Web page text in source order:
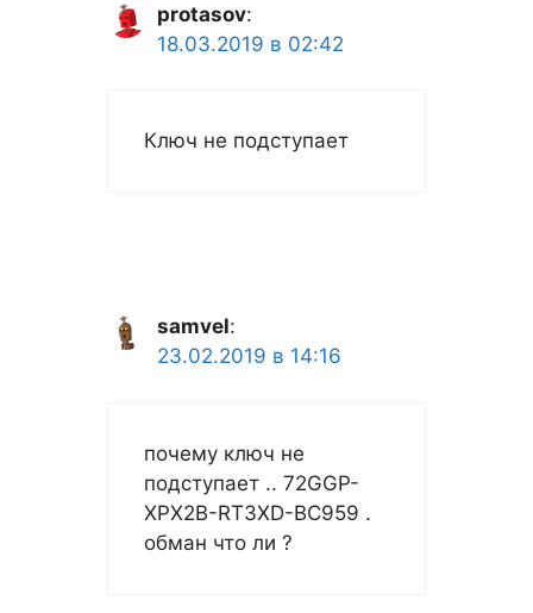
protasov:
18.03.2019 в 02:42
Ключ не подступает
samvel:
23.02.2019 в 14:16
почему ключ не
подступает .. 72GGP-
XPX2B-RT3XD-BC959 .
обман что ли ?